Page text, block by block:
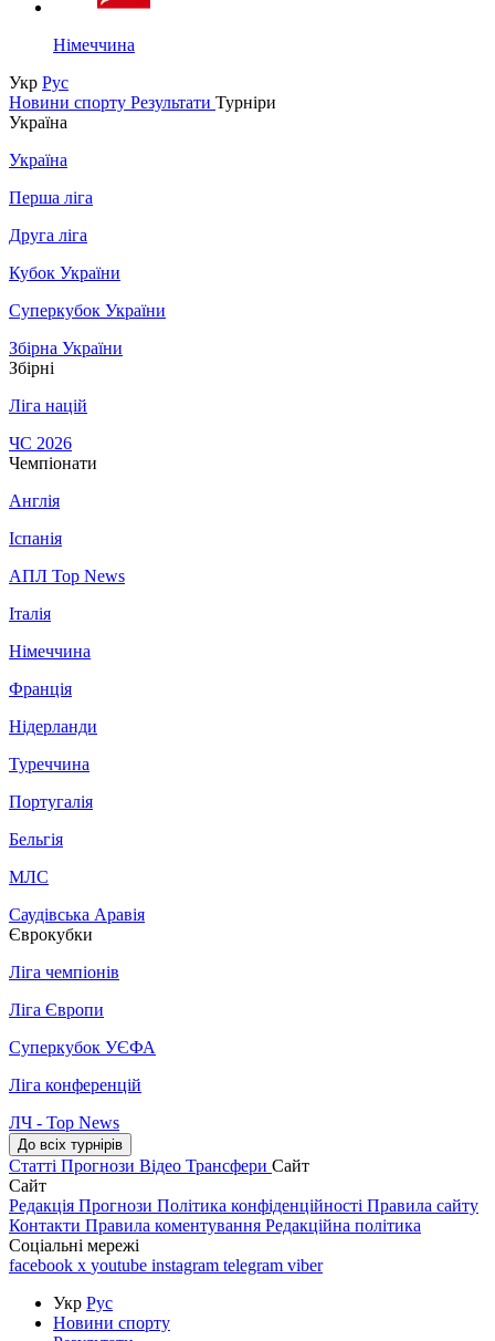
Німеччина
Укр Рус
Новини спорту Результати Турніри
Україна
Україна
Перша ліга
Друга ліга
Кубок України
Суперкубок України
Збірна України
Збірні
Ліга націй
ЧС 2026
Чемпіонати
Англія
Іспанія
АПЛ Top News
Італія
Німеччина
Франція
Нідерланди
Туреччина
Португалія
Бельгія
МЛС
Саудівська Аравія
Єврокубки
Ліга чемпіонів
Ліга Європи
Суперкубок УЄФА
Ліга конференцій
ЛЧ - Top News
До всіх турнірів
Статті Прогнози Відео Трансфери Сайт
Сайт
Редакція Прогнози Політика конфіденційності Правила сайту
Контакти Правила коментування Редакційна політика
Соціальні мережі
facebook x youtube instagram telegram viber
Укр Рус
Новини спорту